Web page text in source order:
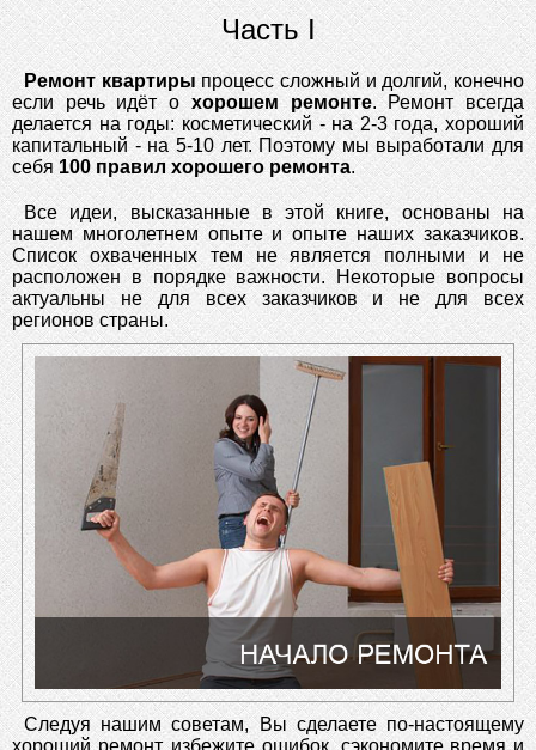
Часть I
Ремонт квартирыпроцесс сложный и долгий, конечно
если речь идёт охорошем ремонте. Ремонт всегда
делается на годы: косметический - на 2-3 года, хороший
капитальный - на 5-10 лет. Поэтому мы выработали для
себя 100 правил хорошего ремонта.
Все идеи, высказанные в этой книге, основаны на
нашем многолетнем опыте и опыте наших заказчиков.
Список охваченных тем не является полными и не
расположен в порядке важности. Некоторые вопросы
актуальны не для всех заказчиков и не для всех
регионов страны.
Следуя нашим советам, Вы сделаете по-настоящему
хороший ремонт, избежите ошибок, сэкономите время и